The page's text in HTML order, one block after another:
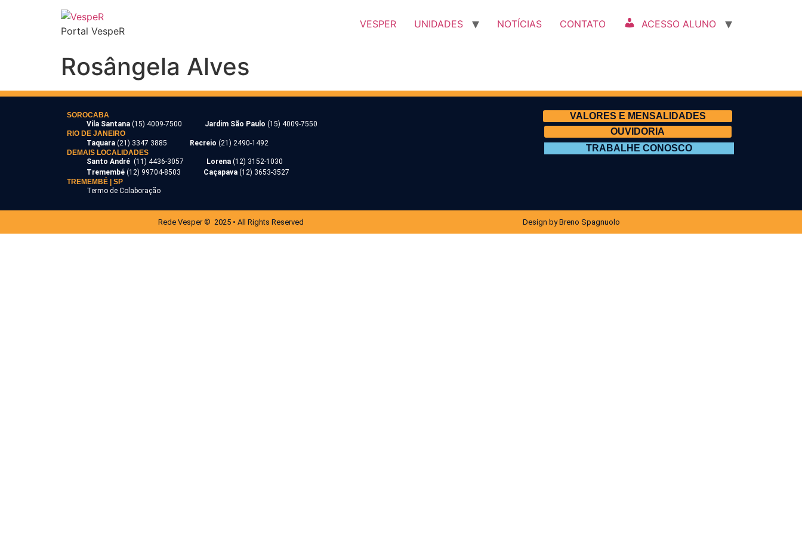
Portal VespeR
VESPER UNIDADES NOTÍCIAS CONTATO ACESSO ALUNO
Rosângela Alves
SOROCABA
Vila Santana (15) 4009-7500 Jardim São Paulo (15) 4009-7550
RIO DE JANEIRO
Taquara (21) 3347 3885 Recreio (21) 2490-1492
DEMAIS LOCALIDADES
Santo André (11) 4436-3057 Lorena (12) 3152-1030
Tremembé (12) 99704-8503 Caçapava (12) 3653-3527
TREMEMBÉ | SP
Termo de Colaboração
VALORES E MENSALIDADES
OUVIDORIA
TRABALHE CONOSCO
Rede Vesper © 2025 • All Rights Reserved Design by Breno Spagnuolo